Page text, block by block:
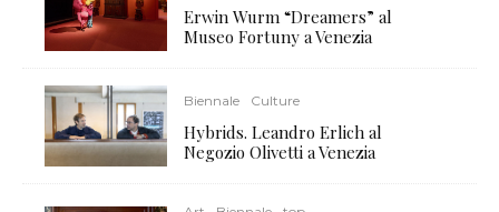
Erwin Wurm “Dreamers” al
Museo Fortuny a Venezia
Biennale Culture
Hybrids. Leandro Erlich al
Negozio Olivetti a Venezia